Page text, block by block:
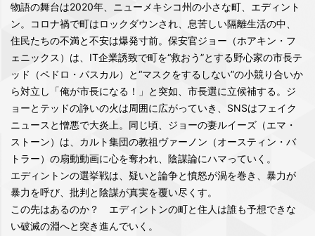
物語の舞台は2020年、ニューメキシコ州の小さな町、エディント
ン。コロナ禍で町はロックダウンされ、息苦しい隔離生活の中、
住民たちの不満と不安は爆発寸前。保安官ジョー（ホアキン・フ
ェニックス）は、IT企業誘致で町を“救おう”とする野心家の市長テ
ッド（ペドロ・パスカル）と“マスクをするしない”の小競り合いか
ら対立し「俺が市長になる！」と突如、市長選に立候補する。ジ
ョーとテッドの諍いの火は周囲に広がっていき、SNSはフェイク
ニュースと憎悪で大炎上。同じ頃、ジョーの妻ルイーズ（エマ・
ストーン）は、カルト集団の教祖ヴァーノン（オースティン・バ
トラー）の扇動動画に心を奪われ、陰謀論にハマっていく。
エディントンの選挙戦は、疑いと論争と憤怒が渦を巻き、暴力が
暴力を呼び、批判と陰謀が真実を覆い尽くす。
この先はあるのか？ エディントンの町と住人は誰も予想できな
い破滅の淵へと突き進んでいく。